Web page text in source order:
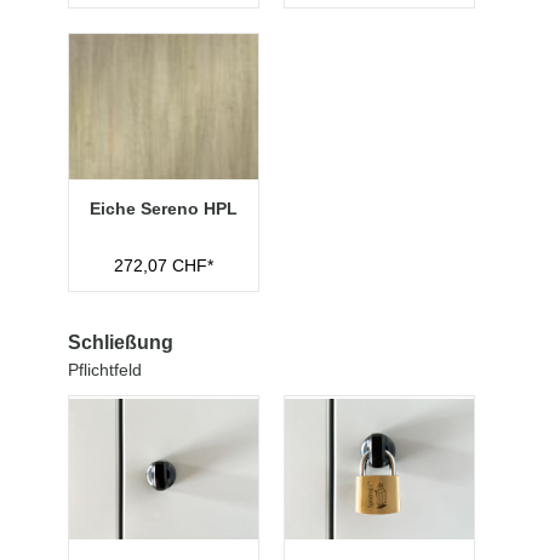
Eiche Sereno HPL
272,07 CHF*
Schließung
Pflichtfeld